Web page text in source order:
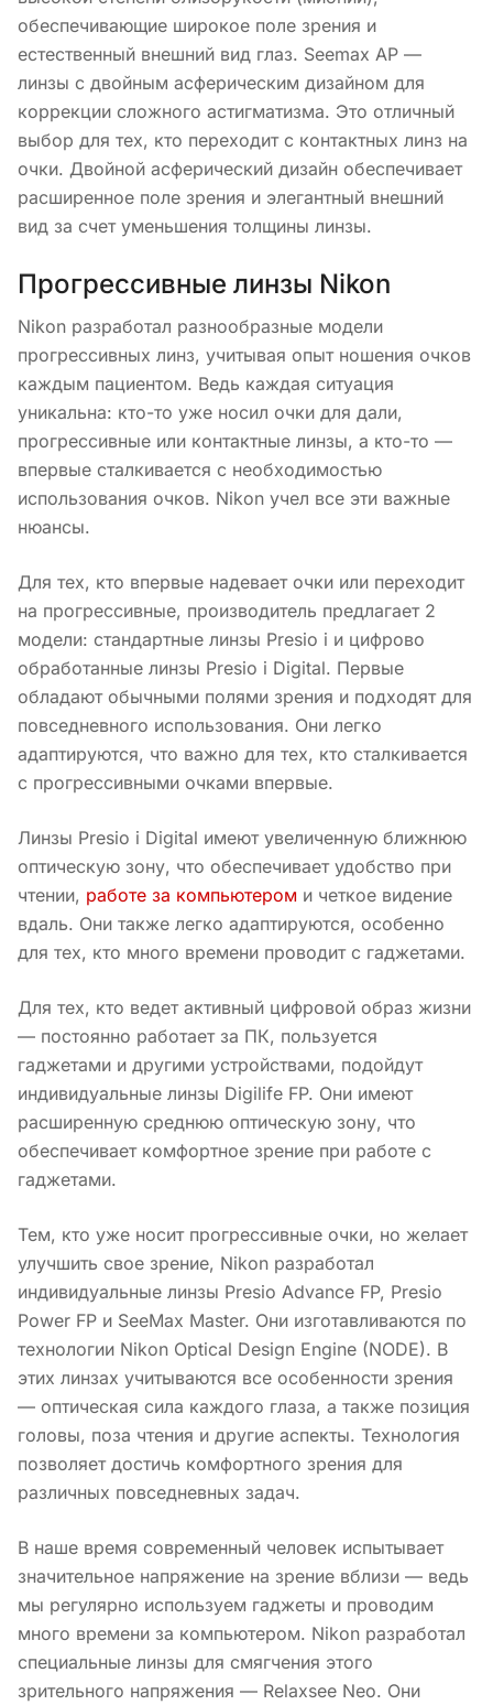
обеспечивающие широкое поле зрения и
естественный внешний вид глаз. Seemax AP —
линзы с двойным асферическим дизайном для
коррекции сложного астигматизма. Это отличный
выбор для тех, кто переходит с контактных линз на
очки. Двойной асферический дизайн обеспечивает
расширенное поле зрения и элегантный внешний
вид за счет уменьшения толщины линзы.
Прогрессивные линзы Nikon
Nikon разработал разнообразные модели
прогрессивных линз, учитывая опыт ношения очков
каждым пациентом. Ведь каждая ситуация
уникальна: кто-то уже носил очки для дали,
прогрессивные или контактные линзы, а кто-то —
впервые сталкивается с необходимостью
использования очков. Nikon учел все эти важные
нюансы.
Для тех, кто впервые надевает очки или переходит
на прогрессивные, производитель предлагает 2
модели: стандартные линзы Presio i и цифрово
обработанные линзы Presio i Digital. Первые
обладают обычными полями зрения и подходят для
повседневного использования. Они легко
адаптируются, что важно для тех, кто сталкивается
с прогрессивными очками впервые.
Линзы Presio i Digital имеют увеличенную ближнюю
оптическую зону, что обеспечивает удобство при
чтении, работе за компьютером и четкое видение
вдаль. Они также легко адаптируются, особенно
для тех, кто много времени проводит с гаджетами.
Для тех, кто ведет активный цифровой образ жизни
— постоянно работает за ПК, пользуется
гаджетами и другими устройствами, подойдут
индивидуальные линзы Digilife FP. Они имеют
расширенную среднюю оптическую зону, что
обеспечивает комфортное зрение при работе с
гаджетами.
Тем, кто уже носит прогрессивные очки, но желает
улучшить свое зрение, Nikon разработал
индивидуальные линзы Presio Advance FP, Presio
Power FP и SeeMax Master. Они изготавливаются по
технологии Nikon Optical Design Engine (NODE). В
этих линзах учитываются все особенности зрения
— оптическая сила каждого глаза, а также позиция
головы, поза чтения и другие аспекты. Технология
позволяет достичь комфортного зрения для
различных повседневных задач.
В наше время современный человек испытывает
значительное напряжение на зрение вблизи — ведь
мы регулярно используем гаджеты и проводим
много времени за компьютером. Nikon разработал
специальные линзы для смягчения этого
зрительного напряжения — Relaxsee Neo. Они